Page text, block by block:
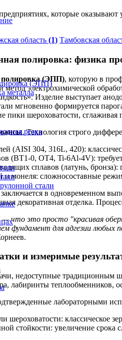
(ЭПП)
металла
резка
стали
которые
область (1) Тамбовская
полировка: физика
полировка (ЭПП), которую в
электрохимической
Изделие выступает
мгновенно формируется
пики шероховатости, сглаживая
. Технология строго
(AISI 304, 316L, 420):
(ВТ1-0, ОТ4, Ti-6Al-4V):
сплавов (латунь,
и монеля: сложносоставные
в одновременном
декоративная отделка.
что это просто "красивая
фундамент для адгезии
и измеримые
недоступные традиционным
лабиринты теплообменников,
лабораторными
шероховатости: классическое
стойкости: увеличение срока